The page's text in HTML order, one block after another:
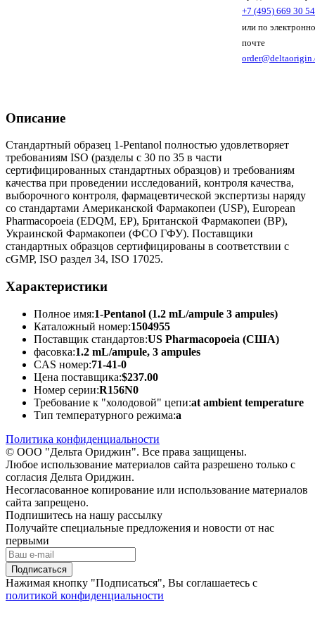
+7 (495) 669 30 54
или по
почте
Описание
Стандартный образец 1-Pentanol полностью удовлетворяет
требованиям ISO (разделы с 30 по 35 в части
сертифицированных стандартных образцов) и требованиям
качества при проведении исследований, контроля качества,
выборочного контроля, фармацевтической экспертизы наряду
со стандартами Американской Фармакопеи (USP), European
Pharmacopoeia (EDQM, EP), Британской Фармакопеи (BP),
Украинской Фармакопеи (ФСО ГФУ). Поставщики
стандартных образцов сертифицированы в соответствии с
cGMP, ISO раздел 34, ISO 17025.
Характеристики
Полное имя:1-Pentanol (1.2 mL/ampule 3 ampules)
Каталожный номер:1504955
Поставщик стандартов:US Pharmacopoeia (США)
фасовка:1.2 mL/ampule, 3 ampules
CAS номер:71-41-0
Цена поставщика:$237.00
Номер серии:R156N0
Требование к "холодовой" цепи:at ambient temperature
Тип температурного режима:a
Политика конфиденциальности
© ООО "Дельта Ориджин". Все права защищены.
Любое использование материалов сайта разрешено только с
согласия Дельта Ориджин.
Несогласованное копирование или использование материалов
сайта запрещено.
Подпишитесь на нашу рассылку
Получайте специальные предложения и новости от нас
первыми
Подписаться
Нажимая кнопку "Подписаться", Вы соглашаетесь с
политикой конфиденциальности